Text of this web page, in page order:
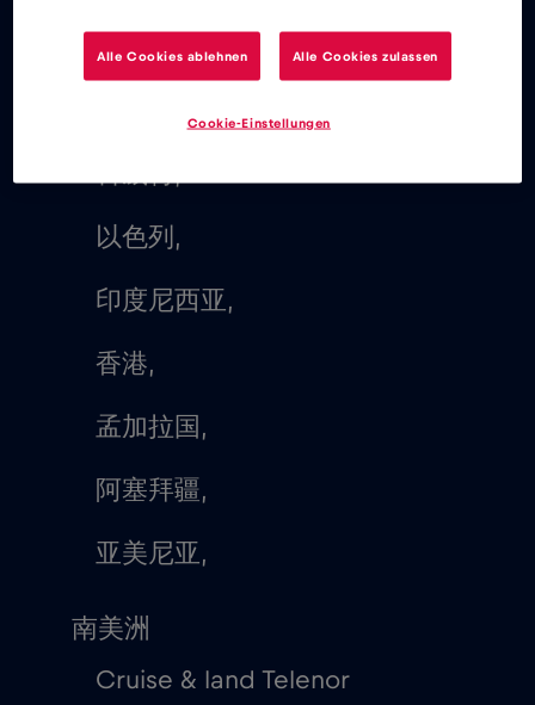
缅甸,
以色列,
印度尼西亚,
香港,
孟加拉国,
阿塞拜疆,
亚美尼亚,
南美洲
Cruise & land Telenor
Alle Cookies ablehnen Alle Cookies zulassen
Cookie-Einstellungen